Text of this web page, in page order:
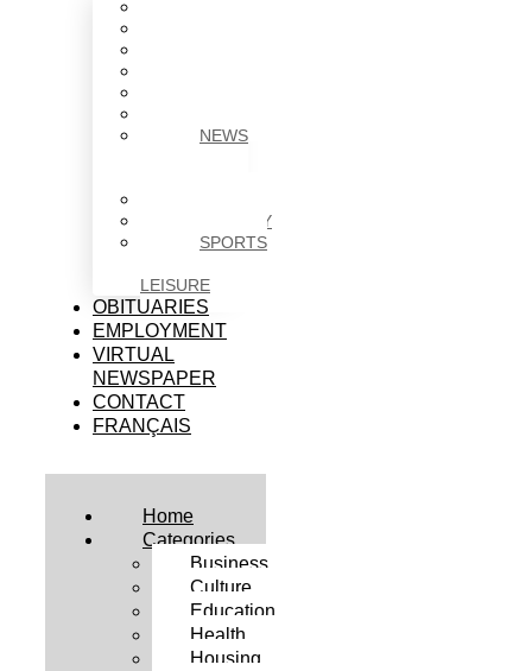
NEWS
SOCIETY
SPORTS
LEISURE
OBITUARIES
EMPLOYMENT
VIRTUAL
NEWSPAPER
CONTACT
FRANÇAIS
Home
Categories
Business
Culture
Education
Health
Housing